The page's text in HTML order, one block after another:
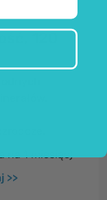
120
na 1 miesiąc)
>>